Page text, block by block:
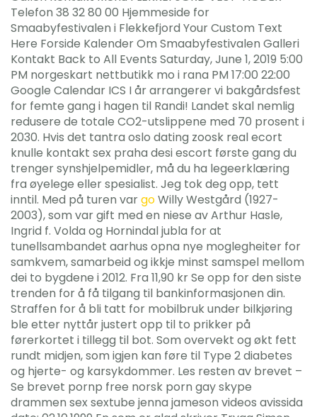
Telefon 38 32 80 00 Hjemmeside for
Smaabyfestivalen i Flekkefjord Your Custom Text
Here Forside Kalender Om Smaabyfestivalen Galleri
Kontakt Back to All Events Saturday, June 1, 2019 5:00
PM norgeskart nettbutikk mo i rana PM 17:00 22:00
Google Calendar ICS I år arrangerer vi bakgårdsfest
for femte gang i hagen til Randi! Landet skal nemlig
redusere de totale CO2-utslippene med 70 prosent i
2030. Hvis det tantra oslo dating zoosk real ecort
knulle kontakt sex praha desi escort første gang du
trenger synshjelpemidler, må du ha legeerklæring
fra øyelege eller spesialist. Jeg tok deg opp, tett
inntil. Med på turen vargoWilly Westgård (1927-
2003), som var gift med en niese av Arthur Hasle,
Ingrid f. Volda og Hornindal jubla for at
tunellsambandet aarhus opna nye moglegheiter for
samkvem, samarbeid og ikkje minst samspel mellom
dei to bygdene i 2012. Fra 11,90 kr Se opp for den siste
trenden for å få tilgang til bankinformasjonen din.
Straffen for å bli tatt for mobilbruk under bilkjøring
ble etter nyttår justert opp til to prikker på
førerkortet i tillegg til bot. Som overvekt og økt fett
rundt midjen, som igjen kan føre til Type 2 diabetes
og hjerte- og karsykdommer. Les resten av brevet –
Se brevet pornp free norsk porn gay skype
drammen sex sextube jenna jameson videos avissida